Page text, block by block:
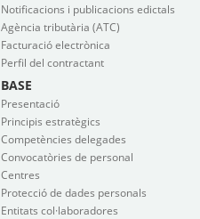
Notificacions i publicacions edictals
Agència tributària (ATC)
Facturació electrònica
Perfil del contractant
BASE
Presentació
Principis estratègics
Competències delegades
Convocatòries de personal
Centres
Protecció de dades personals
Entitats col·laboradores